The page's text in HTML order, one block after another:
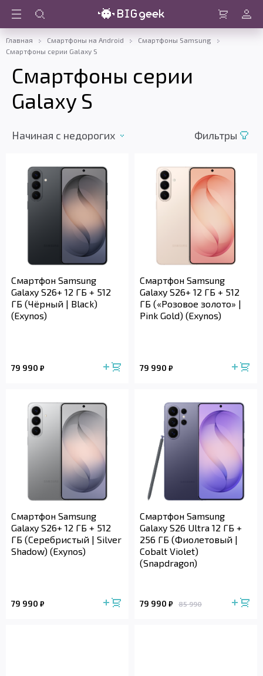
Войти
Главная Смартфоны на Android
Смартфоны Samsung
Смартфоны серии Galaxy S
Смартфоны серии
Galaxy S
Начиная с недорогих Фильтры
Смартфон Samsung
Galaxy S26+ 12 ГБ + 512
ГБ (Чёрный | Black)
(Exynos)
79 990 ₽
Смартфон Samsung
Galaxy S26+ 12 ГБ + 512
ГБ («Розовое золото» |
Pink Gold) (Exynos)
79 990 ₽
Смартфон Samsung
Galaxy S26+ 12 ГБ + 512
ГБ (Серебристый | Silver
Shadow) (Exynos)
79 990 ₽
Смартфон Samsung
Galaxy S26 Ultra 12 ГБ +
256 ГБ (Фиолетовый |
Cobalt Violet)
(Snapdragon)
79 990 ₽ 85 990